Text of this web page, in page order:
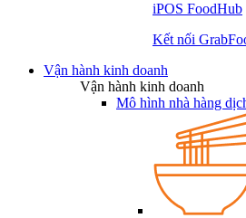
iPOS FoodHub
Kết nối
Vận hành kinh doanh
Vận hành kinh doanh
Mô hình nhà hàng